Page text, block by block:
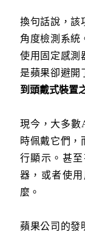
換句話說，該
角度檢測系統
使用固定感測
是蘋果卻避開
到頭戴式裝置
現今，大多數
時佩戴它們，
行顯示。甚
器，或者使
麼。
蘋果公司的發